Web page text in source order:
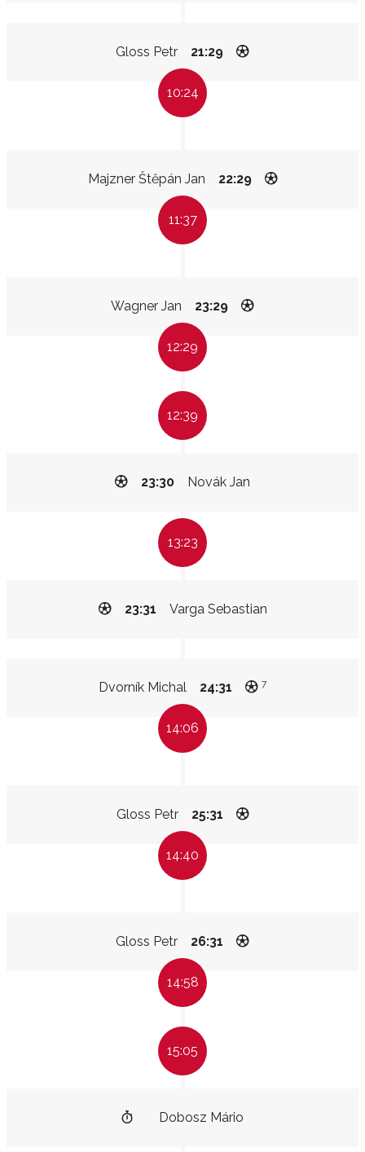
Gloss Petr 21:29
10:24
Majzner Štěpán Jan 22:29
11:37
Wagner Jan 23:29
12:29
12:39
Novák Jan
23:30
13:23
Varga Sebastian
23:31
Dvorník Michal 24:31 7
14:06
Gloss Petr 25:31
14:40
Gloss Petr 26:31
14:58
15:05
Dobosz Mário